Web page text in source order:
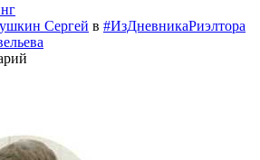
Сергей в #ИзДневникаРиэлтора